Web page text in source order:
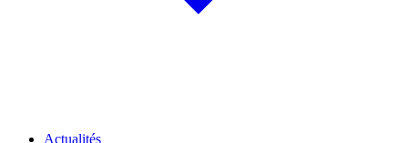
Actualités